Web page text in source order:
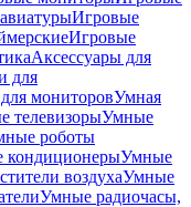
Игровые
Игровые
Аксессуары для
для
мониторовУмная
телевизорыУмные
роботы
кондиционерыУмные
воздухаУмные
Умные радиочасы,